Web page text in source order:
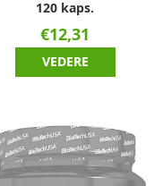
120 kaps.
€12,31
VEDERE